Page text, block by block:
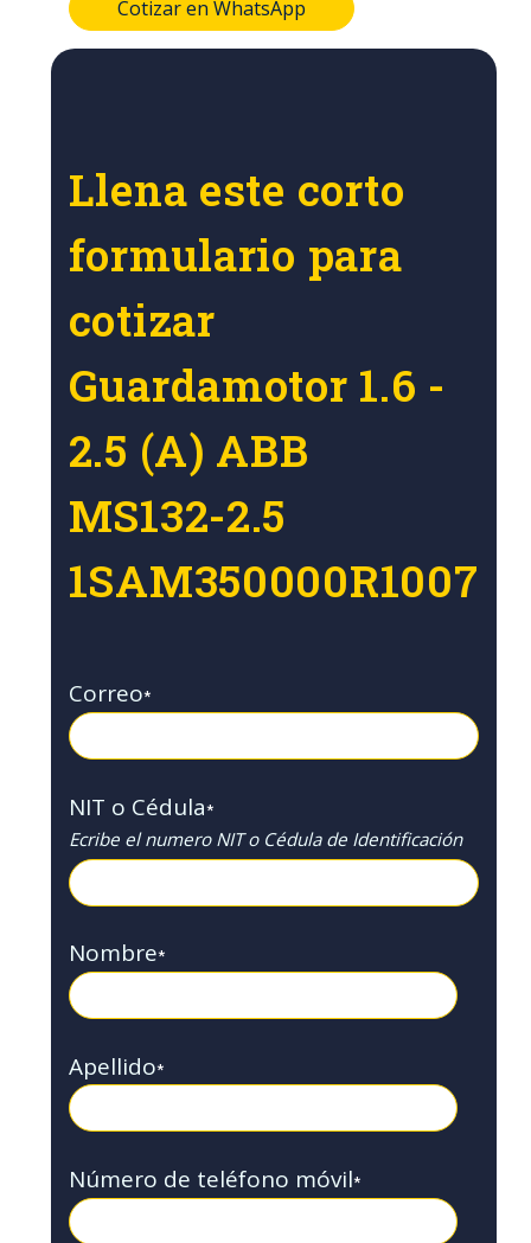
Cotizar en WhatsApp
Llena este corto
formulario para
cotizar
Guardamotor 1.6 -
2.5 (A) ABB
MS132-2.5
1SAM350000R1007
Correo*
NIT o Cédula*
Ecribe el numero NIT o Cédula de Identificación
Nombre*
Apellido*
Número de teléfono móvil*